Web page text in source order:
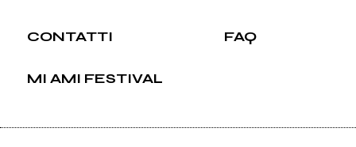
CONTATTI FAQ
MI AMI FESTIVAL